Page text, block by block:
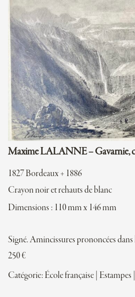
Maxime LALANNE – Gavarnie,
1827 Bordeaux + 1886
Crayon noir et rehauts de blanc
Dimensions : 110 mm x 146 mm
Signé. Amincissures prononcées dans
250€
Catégorie: École française Estampes